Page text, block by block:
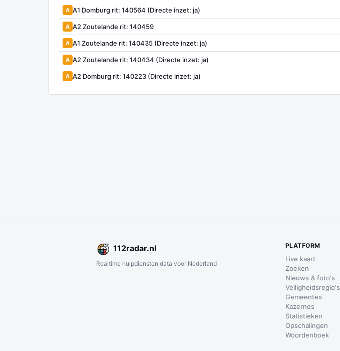
A A1 Domburg rit: 140564 (Directe inzet: ja)
A A2 Zoutelande rit: 140459
A A1 Zoutelande rit: 140435 (Directe inzet: ja)
A A2 Zoutelande rit: 140434 (Directe inzet: ja)
A A2 Domburg rit: 140223 (Directe inzet: ja)
112radar.nl
Realtime hulpdiensten data voor Nederland
PLATFORM
Live kaart
Zoeken
Nieuws & foto's
Veiligheidsregio's
Gemeentes
Kazernes
Statistieken
Opschalingen
Woordenboek